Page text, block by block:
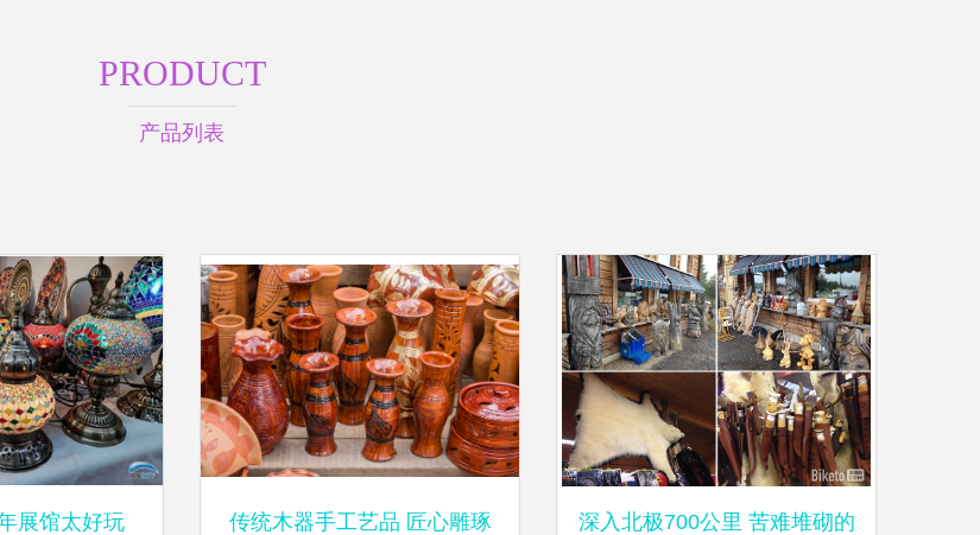
PRODUCT
产品列表
展馆太好玩 传统木器手工艺品 匠心雕琢 深入北极700公里 苦难堆砌的